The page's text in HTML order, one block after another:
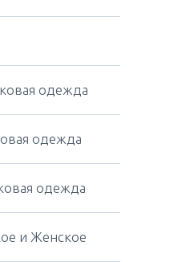
одежда
одежда
одежда
и Женское